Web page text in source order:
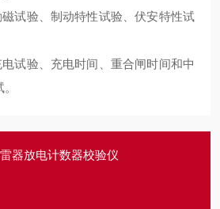
试验、制动特性试验、伏安特性试
试验、充电时间、重合闸时间和中
器放电计数器校验仪